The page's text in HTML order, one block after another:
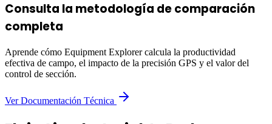
Consulta la metodología de comparación
completa
Aprende cómo Equipment Explorer calcula la productividad
efectiva de campo, el impacto de la precisión GPS y el valor del
control de sección.
Ver Documentación Técnica